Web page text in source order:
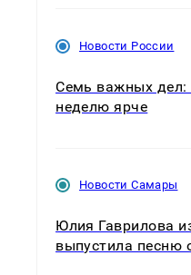
Новости России
Семь важных дел:
неделю ярче
Новости Самары
Юлия Гаврилова
выпустила песню